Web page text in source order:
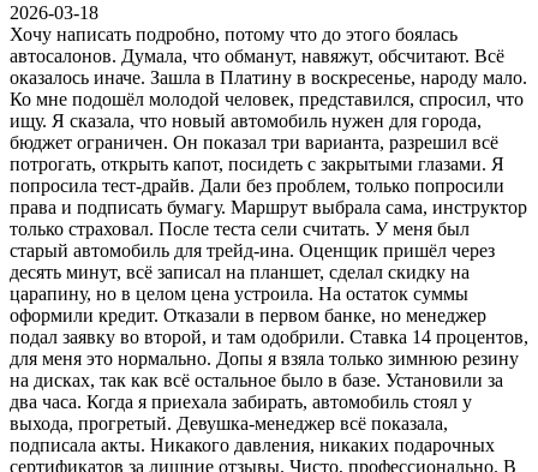
2026-03-18
Хочу написать подробно, потому что до этого боялась
автосалонов. Думала, что обманут, навяжут, обсчитают. Всё
оказалось иначе. Зашла в Платину в воскресенье, народу мало.
Ко мне подошёл молодой человек, представился, спросил, что
ищу. Я сказала, что новый автомобиль нужен для города,
бюджет ограничен. Он показал три варианта, разрешил всё
потрогать, открыть капот, посидеть с закрытыми глазами. Я
попросила тест-драйв. Дали без проблем, только попросили
права и подписать бумагу. Маршрут выбрала сама, инструктор
только страховал. После теста сели считать. У меня был
старый автомобиль для трейд-ина. Оценщик пришёл через
десять минут, всё записал на планшет, сделал скидку на
царапину, но в целом цена устроила. На остаток суммы
оформили кредит. Отказали в первом банке, но менеджер
подал заявку во второй, и там одобрили. Ставка 14 процентов,
для меня это нормально. Допы я взяла только зимнюю резину
на дисках, так как всё остальное было в базе. Установили за
два часа. Когда я приехала забирать, автомобиль стоял у
выхода, прогретый. Девушка-менеджер всё показала,
подписала акты. Никакого давления, никаких подарочных
сертификатов за лишние отзывы. Чисто, профессионально. В